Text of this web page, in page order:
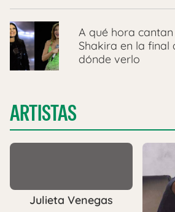
A qué hora
Shakira en la final
dónde verlo
ARTISTAS
Julieta Venegas